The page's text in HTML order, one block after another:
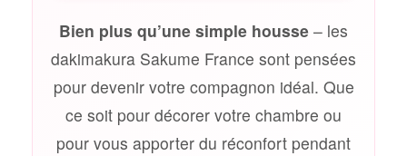
Bien plus qu’une simple housse – les
dakimakura Sakume France sont pensées
pour devenir votre compagnon idéal. Que
ce soit pour décorer votre chambre ou
pour vous apporter du réconfort pendant